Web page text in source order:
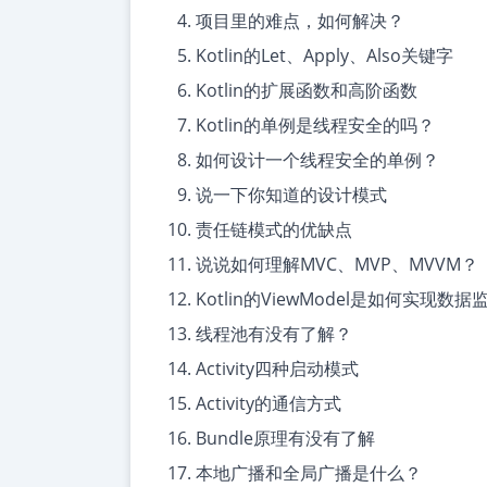
项目里的难点，如何解决？
Kotlin的Let、Apply、Also关键字
Kotlin的扩展函数和高阶函数
Kotlin的单例是线程安全的吗？
如何设计一个线程安全的单例？
说一下你知道的设计模式
责任链模式的优缺点
说说如何理解MVC、MVP、MVVM？
Kotlin的ViewModel是如何实现数据
线程池有没有了解？
Activity四种启动模式
Activity的通信方式
Bundle原理有没有了解
本地广播和全局广播是什么？